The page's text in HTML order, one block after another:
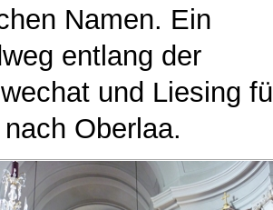
Namen. Ein
entlang der
und Liesing
Oberlaa.